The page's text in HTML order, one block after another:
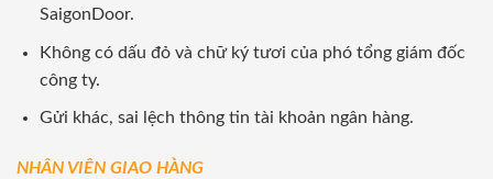
SaigonDoor.
Không có dấu đỏ và chữ ký tươi của phó tổng giám đốc
công ty.
Gửi khác, sai lệch thông tin tài khoản ngân hàng.
NHÂN VIÊN GIAO HÀNG